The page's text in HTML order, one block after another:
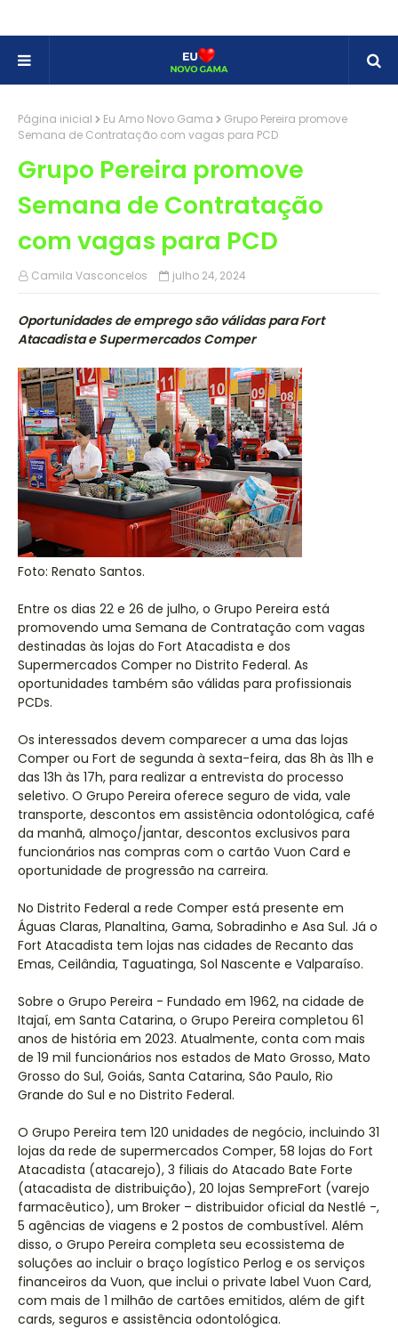
Página inicial Eu Amo Novo Gama
Grupo Pereira promove
Semana de Contratação com vagas para PCD
Grupo Pereira promove
Semana de Contratação
com vagas para PCD
Camila Vasconcelos julho 24, 2024
Oportunidades de emprego são válidas para Fort
Atacadista e Supermercados Comper
Foto: Renato Santos.
Entre os dias 22 e 26 de julho, o Grupo Pereira está
promovendo uma Semana de Contratação com vagas
destinadas às lojas do Fort Atacadista e dos
Supermercados Comper no Distrito Federal. As
oportunidades também são válidas para profissionais
PCDs.
Os interessados devem comparecer a uma das lojas
Comper ou Fort de segunda à sexta-feira, das 8h às 11h e
das 13h às 17h, para realizar a entrevista do processo
seletivo. O Grupo Pereira oferece seguro de vida, vale
transporte, descontos em assistência odontológica, café
da manhã, almoço/jantar, descontos exclusivos para
funcionários nas compras com o cartão Vuon Card e
oportunidade de progressão na carreira.
No Distrito Federal a rede Comper está presente em
Águas Claras, Planaltina, Gama, Sobradinho e Asa Sul. Já o
Fort Atacadista tem lojas nas cidades de Recanto das
Emas, Ceilândia, Taguatinga, Sol Nascente e Valparaíso.
Sobre o Grupo Pereira - Fundado em 1962, na cidade de
Itajaí, em Santa Catarina, o Grupo Pereira completou 61
anos de história em 2023. Atualmente, conta com mais
de 19 mil funcionários nos estados de Mato Grosso, Mato
Grosso do Sul, Goiás, Santa Catarina, São Paulo, Rio
Grande do Sul e no Distrito Federal.
O Grupo Pereira tem 120 unidades de negócio, incluindo 31
lojas da rede de supermercados Comper, 58 lojas do Fort
Atacadista (atacarejo), 3 filiais do Atacado Bate Forte
(atacadista de distribuição), 20 lojas SempreFort (varejo
farmacêutico), um Broker – distribuidor oficial da Nestlé -,
5 agências de viagens e 2 postos de combustível. Além
disso, o Grupo Pereira completa seu ecossistema de
soluções ao incluir o braço logístico Perlog e os serviços
financeiros da Vuon, que inclui o private label Vuon Card,
com mais de 1 milhão de cartões emitidos, além de gift
cards, seguros e assistência odontológica.